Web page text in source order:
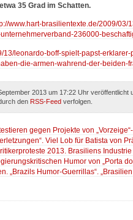
35 Grad im Schatten.
www.hart-brasilientexte.de/2009/
236000-
13/leonardo-boff-spielt-papst-
die-armen-wahrend-der-beiden-
2013 um 17:22 Uhr veröffentlicht
den RSS-Feed verfolgen.
gegen Projekte von
Viel Lob für Batista von
2013. Brasiliens Industrie
Humor von „Porta
„Brazils Humor-Guerrillas“.